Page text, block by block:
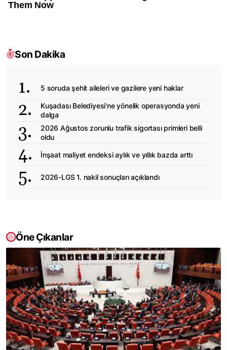
Son Dakika
5 soruda şehit aileleri ve gazilere yeni haklar
Kuşadası Belediyesi'ne yönelik operasyonda yeni
dalga
2026 Ağustos zorunlu trafik sigortası primleri belli
oldu
İnşaat maliyet endeksi aylık ve yıllık bazda arttı
2026-LGS 1. nakil sonuçları açıklandı
Öne Çıkanlar